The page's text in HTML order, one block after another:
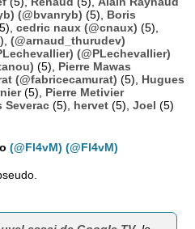
(@bvanryb) (5), Boris
cedric naux (@cnaux) (5),
(@arnaud_thurudev)
(@PLechevallier)
(5), Pierre Mawas
(@fabricecamurat) (5), Hugues
(5), Pierre Metivier
Severac (5), hervet (5), Joel (5)
(@Fl4vM) (@Fl4vM)